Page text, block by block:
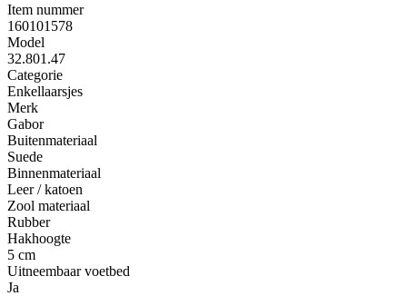
Item nummer
160101578
Model
32.801.47
Categorie
Enkellaarsjes
Merk
Gabor
Buitenmateriaal
Suede
Binnenmateriaal
Leer / katoen
Zool materiaal
Rubber
Hakhoogte
5 cm
Uitneembaar voetbed
Ja